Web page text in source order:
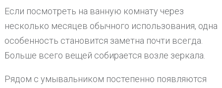
Если посмотреть на ванную комнату через
несколько месяцев обычного использования, одна
особенность становится заметна почти всегда.
Больше всего вещей собирается возле зеркала.
Рядом с умывальником постепенно появляются